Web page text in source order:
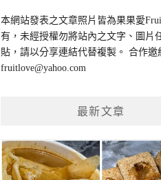
鍵
字:
本網站發表之文章照片皆為果果愛
有，未經授權勿將站內之文字、圖片
貼，請以分享連結代替複製。 合作邀
fruitlove@yahoo.com
最新文章